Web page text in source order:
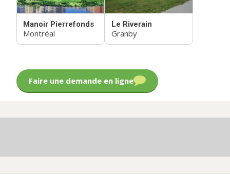
Manoir Pierrefonds
Montréal
Le Riverain
Granby
Faire une demande en ligne